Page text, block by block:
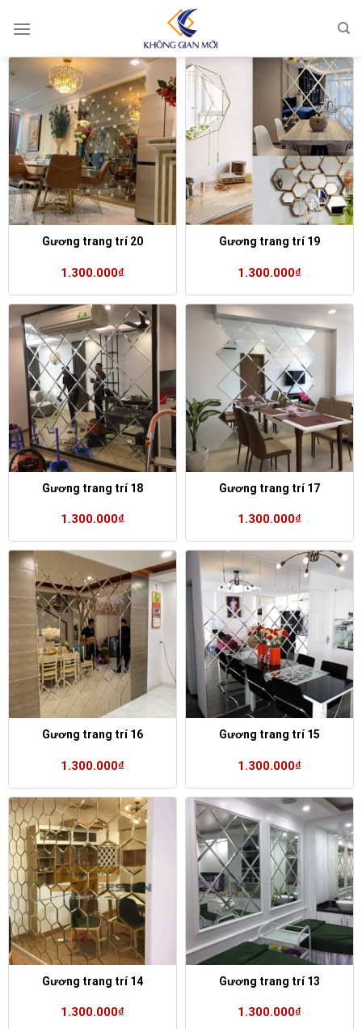
Gương trang trí 20
1.300.000₫
Gương trang trí 19
1.300.000₫
Gương trang trí 18
1.300.000₫
Gương trang trí 17
1.300.000₫
Gương trang trí 16
1.300.000₫
Gương trang trí 15
1.300.000₫
Gương trang trí 14
1.300.000₫
Gương trang trí 13
1.300.000₫